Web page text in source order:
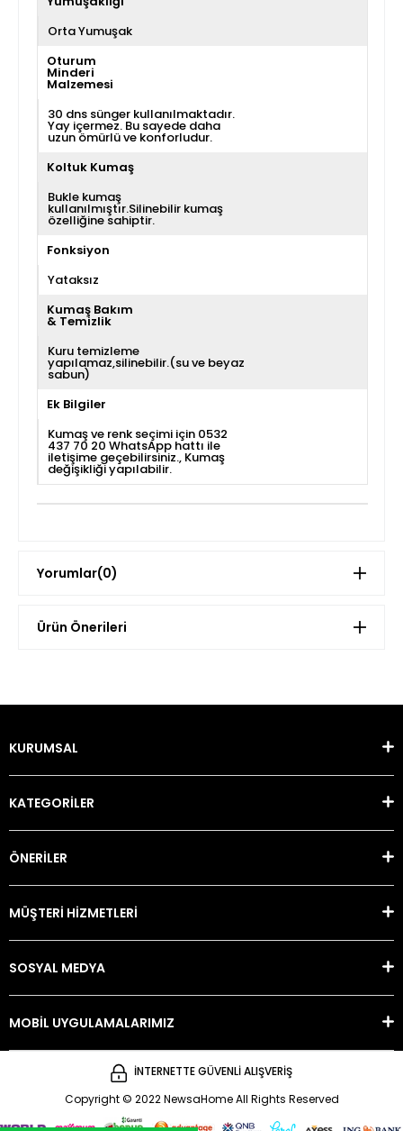
Orta Yumuşak
Oturum
Minderi
Malzemesi
30 dns sünger kullanılmaktadır.
Yay içermez. Bu sayede daha
uzun ömürlü ve konforludur.
Koltuk Kumaş
Bukle kumaş
kullanılmıştır.Silinebilir kumaş
özelliğine sahiptir.
Fonksiyon
Yataksız
Kumaş Bakım
& Temizlik
Kuru temizleme
yapılamaz,silinebilir.(su ve beyaz
sabun)
Ek Bilgiler
Kumaş ve renk seçimi için 0532
437 70 20 WhatsApp hattı ile
iletişime geçebilirsiniz. Kumaş
değişikliği yapılabilir.
Yorumlar(0)
Ürün Önerileri
KURUMSAL
KATEGORİLER
ÖNERİLER
MÜŞTERİ HİZMETLERİ
SOSYAL MEDYA
MOBİL UYGULAMALARIMIZ
İNTERNETTE GÜVENLİ ALIŞVERİŞ
Copyright © 2022 NewsaHome All Rights Reserved